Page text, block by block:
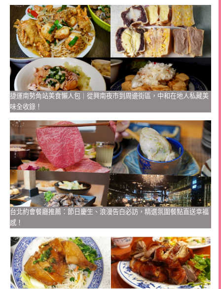
捷運南勢角站美食懶人包｜從興南夜市到周邊街區，中和在地人私藏美
味全收錄！
台北約會餐廳推薦：節日慶生、浪漫告白必訪，精選氛圍餐點直送幸福
感！